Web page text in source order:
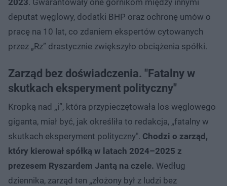
deputat węglowy, dodatki BHP oraz ochronę umów o
pracę na 10 lat, co zdaniem ekspertów cytowanych
przez „Rz” drastycznie zwiększyło obciążenia spółki.
Zarząd bez doświadczenia. "Fatalny w
skutkach eksperyment polityczny"
Kropką nad „i”, która przypieczętowała los węglowego
giganta, miał być, jak określiła to redakcja, „fatalny w
skutkach eksperyment polityczny". Chodzi o zarząd,
który kierował spółką w latach 2024–2025 z
prezesem Ryszardem Jantą na czele. Według
dziennika, zarząd ten „złożony był z ludzi bez